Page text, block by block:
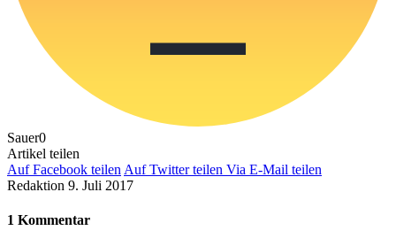
Sauer0
Artikel teilen
Auf Facebook teilen Auf Twitter teilen Via E-Mail teilen
Redaktion 9. Juli 2017
1 Kommentar